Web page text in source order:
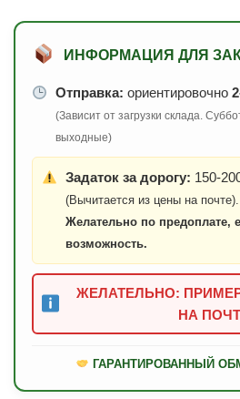
ИНФОРМАЦИЯ ДЛЯ
Отправка: ориентировочно
(Зависит от загрузки склада.
выходные)
Задаток за дорогу: 150-
(Вычитается из цены на почте).
Желательно по предоплате,
возможность.
ЖЕЛАТЕЛЬНО:
НА
ГАРАНТИРОВАННЫЙ